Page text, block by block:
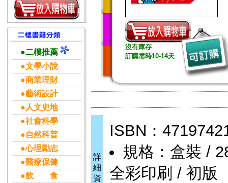
●二樓推薦
●文學小說
●商業理財
●藝術設計
●人文史地
●社會科學
●自然科普
●心理勵志
●醫療保健
●飲 食
沒有庫存
訂購需時10-14天
詳
細
資
ISBN：
規格：盒裝 /
全彩印刷 / 初版